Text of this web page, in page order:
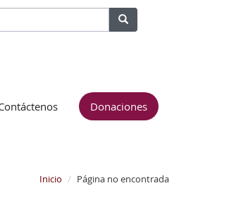
Donaciones
Inicio Página no encontrada